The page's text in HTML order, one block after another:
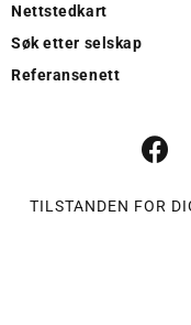
Nettstedkart
Søk etter selskap
Referansenett
TILSTANDEN FOR